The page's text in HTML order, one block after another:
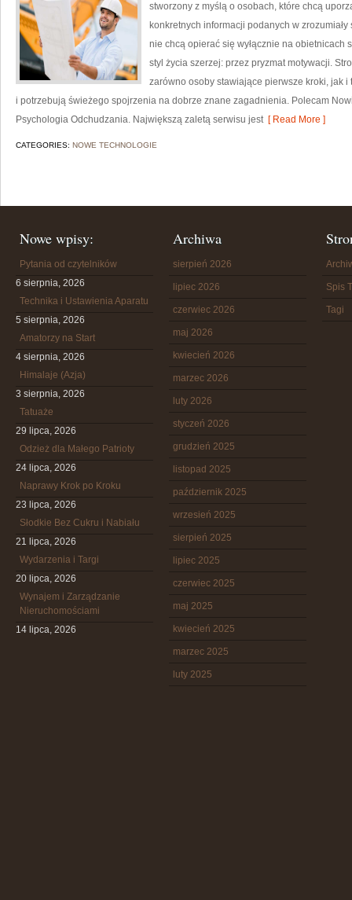
stworzony z myślą o osobach, które chcą
konkretnych informacji podanych w
nie chcą opierać się wyłącznie na obietnicach
styl życia szerzej: przez pryzmat motywacji.
zarówno osoby stawiające pierwsze kroki, jak
i potrzebują świeżego spojrzenia na dobrze znane zagadnienia. Polecam
Psychologia Odchudzania. Największą zaletą serwisu jest[ Read More ]
CATEGORIES: NOWE TECHNOLOGIE
Nowe wpisy:
Pytania od czytelników
6 sierpnia, 2026
Technika i Ustawienia Aparatu
5 sierpnia, 2026
Amatorzy na Start
4 sierpnia, 2026
Himalaje (Azja)
3 sierpnia, 2026
Tatuaże
29 lipca, 2026
Odzież dla Małego Patrioty
24 lipca, 2026
Naprawy Krok po Kroku
23 lipca, 2026
Słodkie Bez Cukru i Nabiału
21 lipca, 2026
Wydarzenia i Targi
20 lipca, 2026
Wynajem i Zarządzanie
Nieruchomościami
14 lipca, 2026
Archiwa
sierpień 2026
lipiec 2026
czerwiec 2026
maj 2026
kwiecień 2026
marzec 2026
luty 2026
styczeń 2026
grudzień 2025
listopad 2025
październik 2025
wrzesień 2025
sierpień 2025
lipiec 2025
czerwiec 2025
maj 2025
kwiecień 2025
marzec 2025
luty 2025
Spis
Tagi